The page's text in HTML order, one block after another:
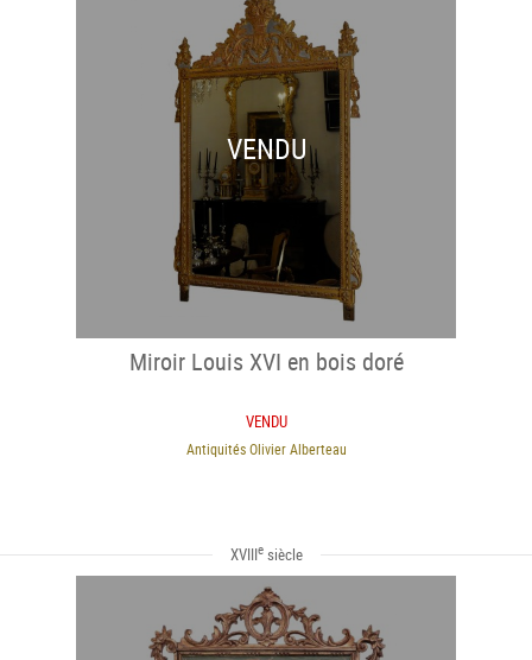
VENDU
Miroir Louis XVI en bois doré
VENDU
Antiquités Olivier Alberteau
XVIIIesiècle